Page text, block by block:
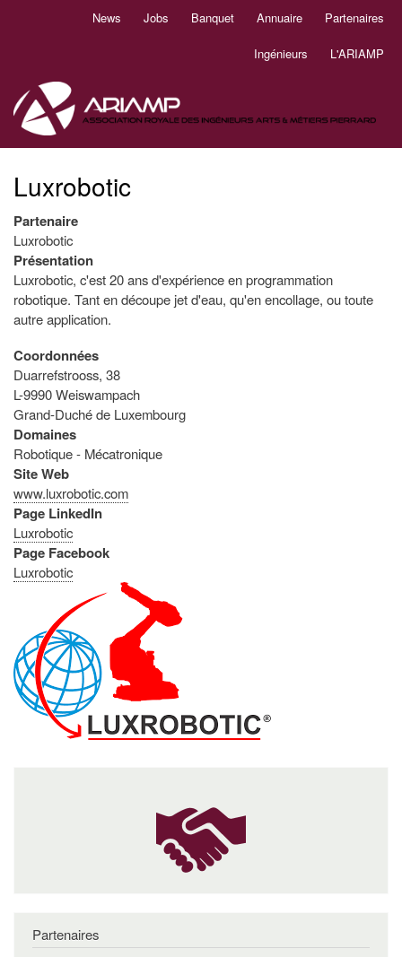
News Jobs Banquet Annuaire Partenaires
Ingénieurs L'ARIAMP
Luxrobotic
Partenaire
Luxrobotic
Présentation
Luxrobotic, c'est 20 ans d'expérience en programmation
robotique. Tant en découpe jet d'eau, qu'en encollage, ou toute
autre application.
Coordonnées
Duarrefstrooss, 38
L-9990 Weiswampach
Grand-Duché de Luxembourg
Domaines
Robotique - Mécatronique
Site Web
www.luxrobotic.com
Page LinkedIn
Luxrobotic
Page Facebook
Luxrobotic
Partenaires